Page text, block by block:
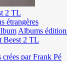
2 TL
étrangères
Albums
Beest 2 TL
crées par Frank Pé